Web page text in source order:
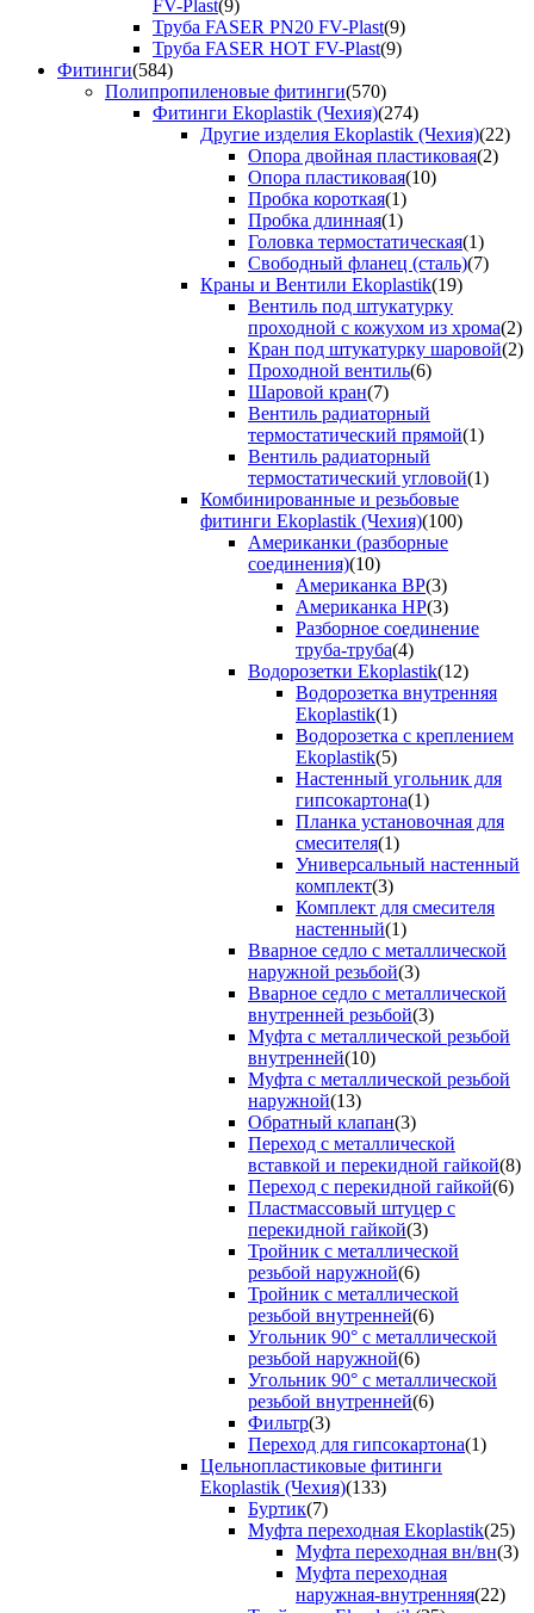
FV-Plast(9)
Труба FASER PN20 FV-Plast(9)
Труба FASER HOT FV-Plast(9)
Фитинги(584)
Полипропиленовые фитинги(570)
Фитинги Ekoplastik (Чехия)(274)
Другие изделия Ekoplastik (Чехия)(22)
Опора двойная пластиковая(2)
Опора пластиковая(10)
Пробка короткая(1)
Пробка длинная(1)
Головка термостатическая(1)
Свободный фланец (сталь)(7)
Краны и Вентили Ekoplastik(19)
Вентиль под штукатурку
проходной с кожухом из хрома(2)
Кран под штукатурку шаровой(2)
Проходной вентиль(6)
Шаровой кран(7)
Вентиль радиаторный
термостатический прямой(1)
Вентиль радиаторный
термостатический угловой(1)
Комбинированные и резьбовые
фитинги Ekoplastik (Чехия)(100)
Американки (разборные
соединения)(10)
Американка ВР(3)
Американка НР(3)
Разборное соединение
труба-труба(4)
Водорозетки Ekoplastik(12)
Водорозетка внутренняя
Ekoplastik(1)
Водорозетка с креплением
Ekoplastik(5)
Настенный угольник для
гипсокартона(1)
Планка установочная для
смесителя(1)
Универсальный настенный
комплект(3)
Комплект для смесителя
настенный(1)
Вварное седло с металлической
наружной резьбой(3)
Вварное седло с металлической
внутренней резьбой(3)
Муфта с металлической резьбой
внутренней(10)
Муфта с металлической резьбой
наружной(13)
Обратный клапан(3)
Переход с металлической
вставкой и перекидной гайкой(8)
Переход с перекидной гайкой(6)
Пластмассовый штуцер с
перекидной гайкой(3)
Тройник с металлической
резьбой наружной(6)
Тройник с металлической
резьбой внутренней(6)
Угольник 90° с металлической
резьбой наружной(6)
Угольник 90° с металлической
резьбой внутренней(6)
Фильтр(3)
Переход для гипсокартона(1)
Цельнопластиковые фитинги
Ekoplastik (Чехия)(133)
Буртик(7)
Муфта переходная Ekoplastik(25)
Муфта переходная вн/вн(3)
Муфта переходная
наружная-внутренняя(22)